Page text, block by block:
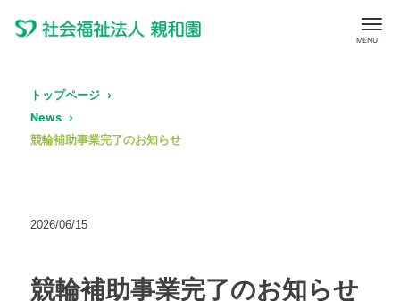
トップページ
News
競輪補助事業完了のお知らせ
2026/06/15
競輪補助事業完了のお知らせ